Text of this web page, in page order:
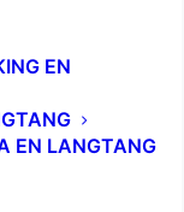
EN
EN LANGTANG